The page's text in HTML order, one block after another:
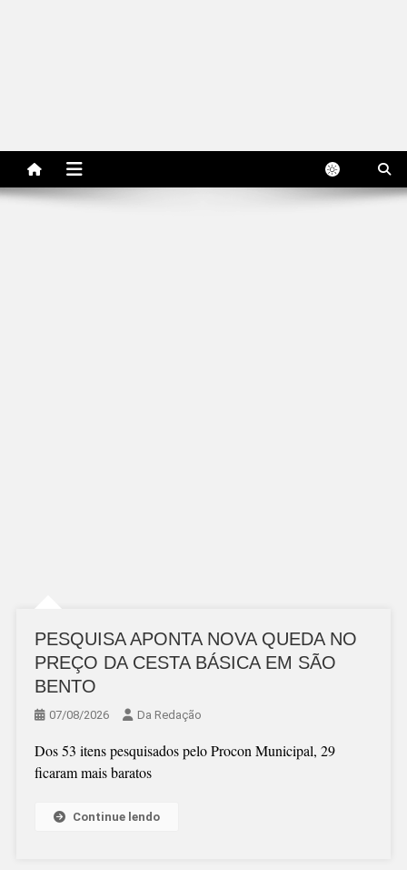
PESQUISA APONTA NOVA QUEDA NO
PREÇO DA CESTA BÁSICA EM SÃO
BENTO
07/08/2026 Da Redação
Dos 53 itens pesquisados pelo Procon Municipal, 29
ficaram mais baratos
Continue lendo